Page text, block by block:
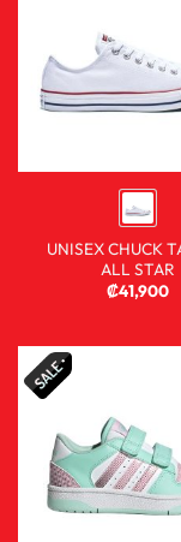
UNISEX CHUCK
ALL STAR
₡41,900